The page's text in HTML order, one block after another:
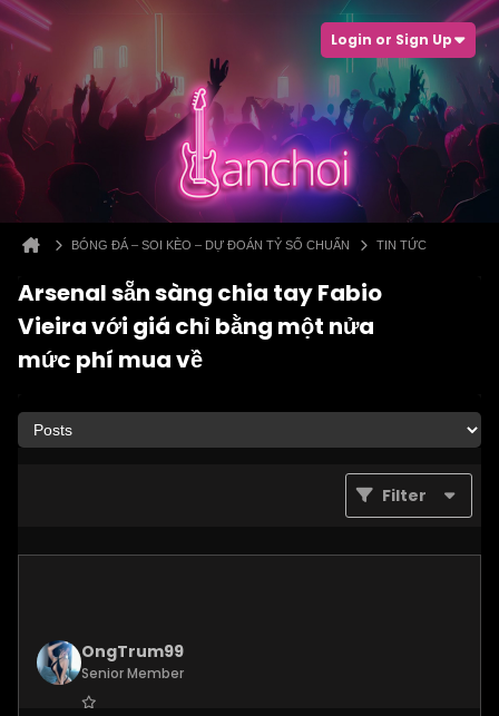
Login or Sign Up
BÓNG ĐÁ – SOI KÈO – DỰ ĐOÁN TỶ SỐ CHUẨN TIN TỨC
Arsenal sẵn sàng chia tay Fabio
Vieira với giá chỉ bằng một nửa
mức phí mua về
Filter
OngTrum99
Senior Member